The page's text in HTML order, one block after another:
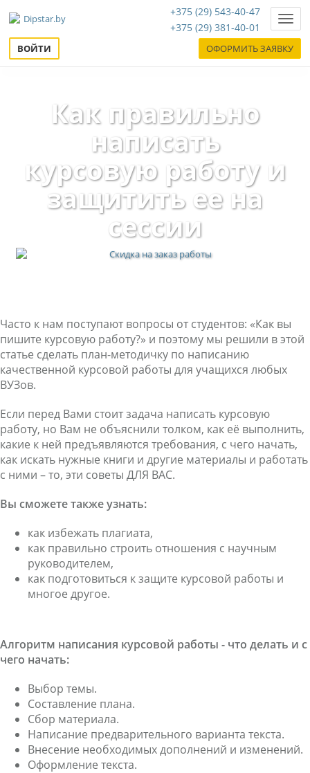
+375 (29) 543-40-47
+375 (29) 381-40-01
ВОЙТИ ОФОРМИТЬ ЗАЯВКУ
Как правильно
написать
курсовую работу и
защитить ее на
сессии
Часто к нам поступают вопросы от студентов: «Как вы
пишите курсовую работу?» и поэтому мы решили в этой
статье сделать план-методичку по написанию
качественной курсовой работы для учащихся любых
ВУЗов.
Если перед Вами стоит задача написать курсовую
работу, но Вам не объяснили толком, как её выполнить,
какие к ней предъявляются требования, с чего начать,
как искать нужные книги и другие материалы и работать
с ними – то, эти советы ДЛЯ ВАС.
Вы сможете также узнать:
как избежать плагиата,
как правильно строить отношения с научным
руководителем,
как подготовиться к защите курсовой работы и
многое другое.
Алгоритм написания курсовой работы - что делать и с
чего начать:
Выбор темы.
Составление плана.
Сбор материала.
Написание предварительного варианта текста.
Внесение необходимых дополнений и изменений.
Оформление текста.